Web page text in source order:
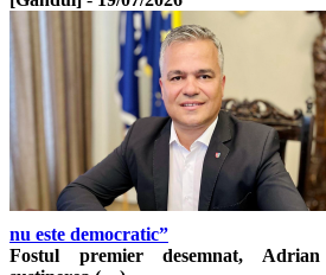
nu este democratic”
Fostul premier desemnat,